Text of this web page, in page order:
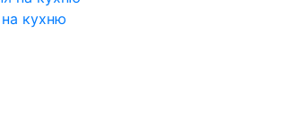
кухню